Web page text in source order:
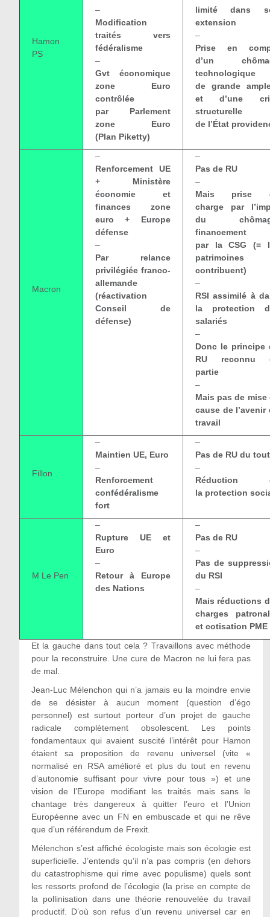
Hamon
PS
–
Modification
traités vers
fédéralisme
–
Gvt économique
zone Euro
contrôlée
par Parlement
zone Euro
(Plan Piketty)
limité dans
extension
–
Prise en
d’un
technologique
de grande
et d’une
structurelle
de l’État
Macron
–
Renforcement UE
+ Ministère
économie et
finances zone
euro + Europe
défense
–
Par relance
privilégiée franco-
allemande
(réactivation
Conseil de
défense)
–
Pas de RU
–
Mais prise
charge par
du
financement
par la CSG (=
patrimoines
contribuent)
–
RSI assimilé à
la protection
salariés
–
Donc le principe
RU reconnu
partie
–
Mais pas de mise
cause de l’avenir
travail
Fillon
–
Maintien UE, Euro
–
Renforcement
confédéralisme
fort
–
Pas de RU du tout
–
Réduction
la protection
M Le Pen
–
Rupture UE et
Euro
–
Retour à Europe
des Nations
–
Pas de RU
–
Pas de
du RSI
–
Mais réductions
charges
et cotisation PME
Et la gauche dans tout cela ? Travaillons avec méthode
pour la reconstruire. Une cure de Macron ne lui fera pas
de mal.
Jean-Luc Mélenchon qui n’a jamais eu la moindre envie
de se désister à aucun moment (question d’égo
personnel) est surtout porteur d’un projet de gauche
radicale complètement obsolescent. Les points
fondamentaux qui avaient suscité l’intérêt pour Hamon
étaient sa proposition de revenu universel (vite «
normalisé en RSA amélioré et plus du tout en revenu
d’autonomie suffisant pour vivre pour tous ») et une
vision de l’Europe modifiant les traités mais sans le
chantage très dangereux à quitter l’euro et l’Union
Européenne avec un FN en embuscade et qui ne rêve
que d’un référendum de Frexit.
Mélenchon s’est affiché écologiste mais son écologie est
superficielle. J’entends qu’il n’a pas compris (en dehors
du catastrophisme qui rime avec populisme) quels sont
les ressorts profond de l’écologie (la prise en compte de
la pollinisation dans une théorie renouvelée du travail
productif. D’où son refus d’un revenu universel car en